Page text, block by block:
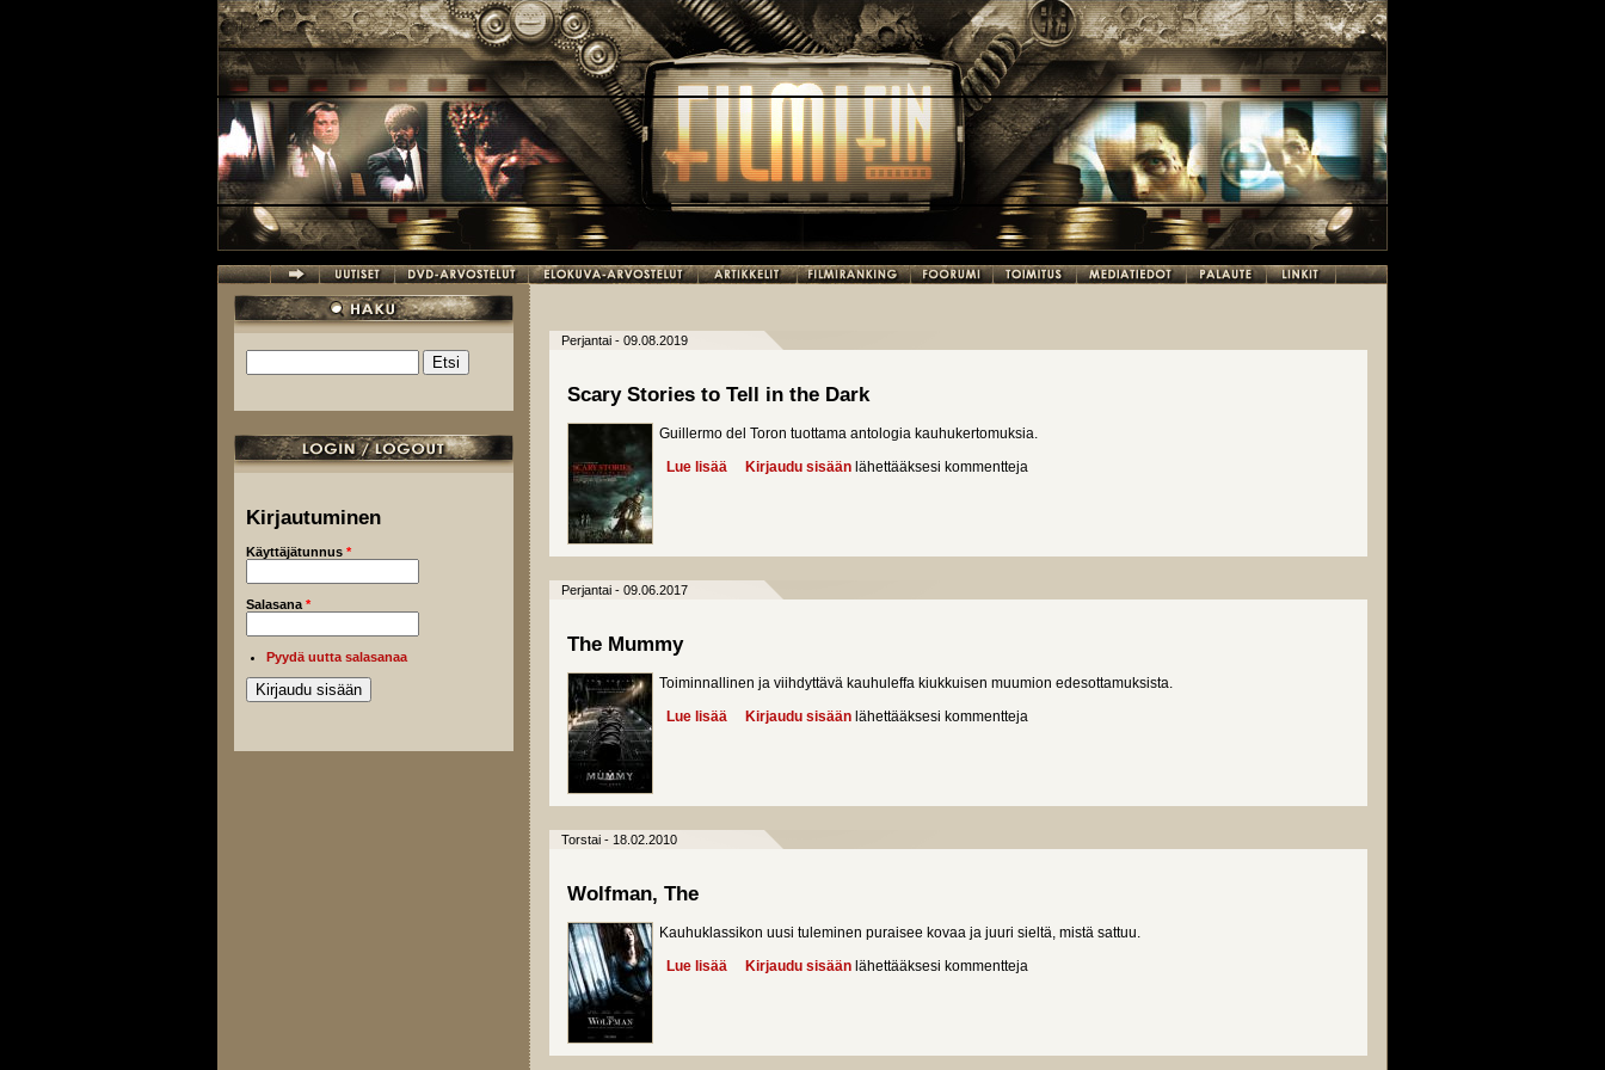
Hakulomake
Kirjautuminen
Käyttäjätunnus *
Salasana *
Pyydä uutta salasanaa
Perjantai - 09.08.2019
Scary Stories to Tell in the Dark
Guillermo del Toron tuottama antologia kauhukertomuksia.
Lue lisää about Scary Stories to Tell in the Dark
Kirjaudu sisään lähettääksesi kommentteja
Perjantai - 09.06.2017
The Mummy
Toiminnallinen ja viihdyttävä kauhuleffa kiukkuisen muumion edesottamuksista.
Lue lisää about The Mummy
Kirjaudu sisään lähettääksesi kommentteja
Torstai - 18.02.2010
Wolfman, The
Kauhuklassikon uusi tuleminen puraisee kovaa ja juuri sieltä, mistä sattuu.
Lue lisää about Wolfman, The
Kirjaudu sisään lähettääksesi kommentteja